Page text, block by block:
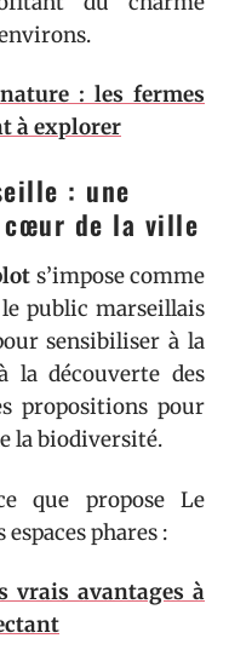
: les fermes
à explorer
: une
cœur de la ville
s’impose comme
public marseillais
sensibiliser à la
la découverte des
propositions pour
la biodiversité.
que propose Le
phares :
vrais avantages à